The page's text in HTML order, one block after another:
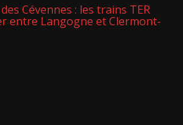
Cévennes : les trains TER
entre Langogne et Clermont-